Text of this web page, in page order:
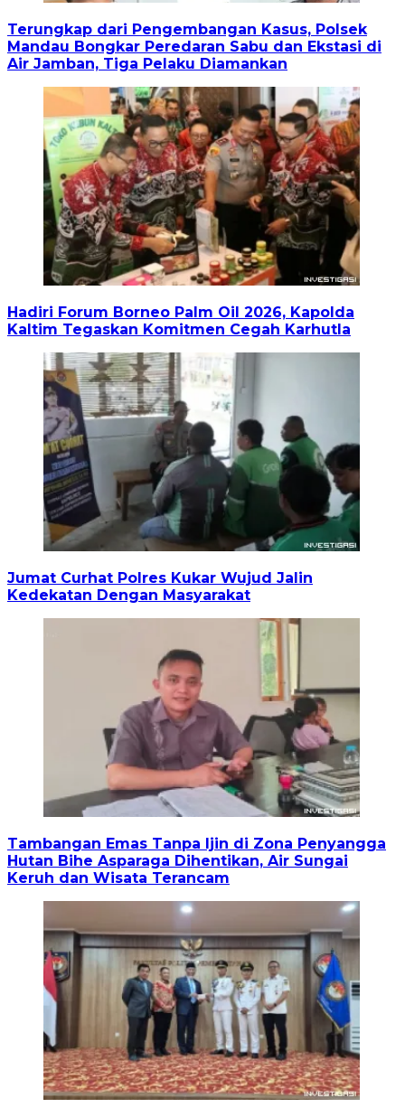
Terungkap dari Pengembangan Kasus, Polsek
Mandau Bongkar Peredaran Sabu dan Ekstasi di
Air Jamban, Tiga Pelaku Diamankan
Hadiri Forum Borneo Palm Oil 2026, Kapolda
Kaltim Tegaskan Komitmen Cegah Karhutla
Jumat Curhat Polres Kukar Wujud Jalin
Kedekatan Dengan Masyarakat
Tambangan Emas Tanpa Ijin di Zona Penyangga
Hutan Bihe Asparaga Dihentikan, Air Sungai
Keruh dan Wisata Terancam